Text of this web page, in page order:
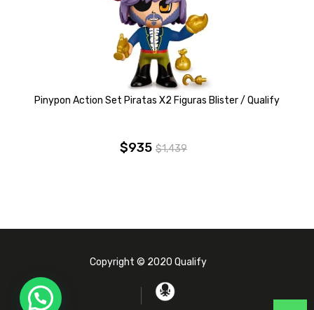
Pinypon Action Set Piratas X2 Figuras Blister / Qualify
$1,439
El
$935
El
Copyright © 2020 Qualify